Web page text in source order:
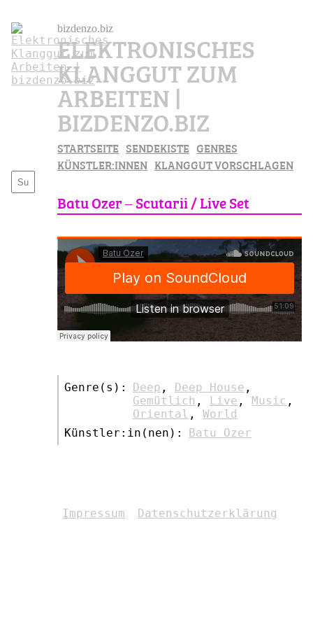
bizdenzo.biz
ELEKTRONISCHES
KLANGGUT ZUM
ARBEITEN |
BIZDENZO.BIZ
STARTSEITE SENDEKISTE GENRES
KÜNSTLER:INNEN KLANGGUT VORSCHLAGEN
Batu Ozer – Scutarii / Live Set
Genre(s): Deep , Deep House ,
Gemütlich , Live , Music ,
Oriental , World
Künstler:in(nen):
Batu Ozer
Impressum Datenschutzerklärung